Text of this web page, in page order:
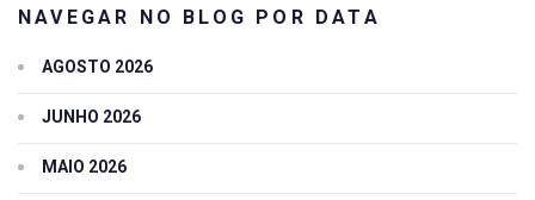
NAVEGAR NO BLOG POR DATA
AGOSTO 2026
JUNHO 2026
MAIO 2026